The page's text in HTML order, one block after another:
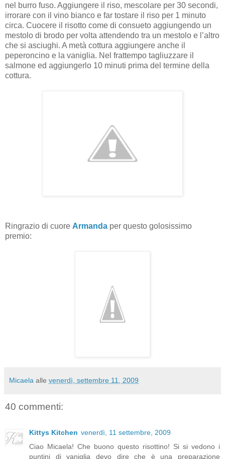
nel burro fuso. Aggiungere il riso, mescolare per 30 secondi,
irrorare con il vino bianco e far tostare il riso per 1 minuto
circa. Cuocere il risotto come di consueto aggiungendo un
mestolo di brodo per volta attendendo tra un mestolo e l’altro
che si asciughi. A metà cottura aggiungere anche il
peperoncino e la vaniglia. Nel frattempo tagliuzzare il
salmone ed aggiungerlo 10 minuti prima del termine della
cottura.
Ringrazio di cuore Armanda per questo golosissimo
premio:
Micaela alle venerdì, settembre 11, 2009
40 commenti:
Kittys Kitchen venerdì, 11 settembre, 2009
Ciao Micaela! Che buono questo risottino! Si si vedono i
puntini di vaniglia devo dire che è una preparazione